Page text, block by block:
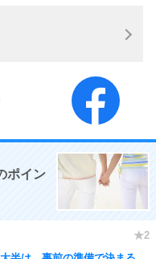
ポイン